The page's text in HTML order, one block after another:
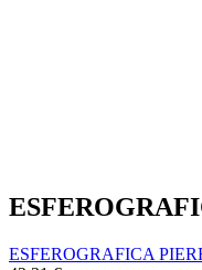
ESFEROGRAFICA